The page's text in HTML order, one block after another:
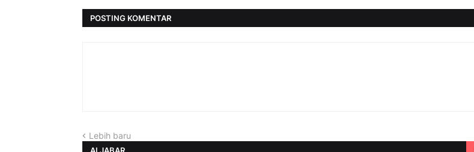
POSTING KOMENTAR
Lebih baru
ALJABAR